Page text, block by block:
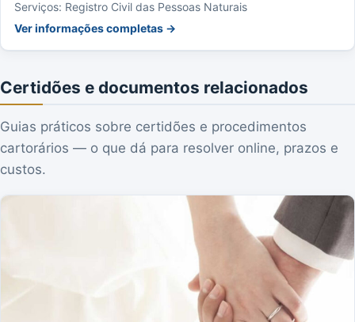
Serviços: Registro Civil das Pessoas Naturais
Ver informações completas →
Certidões e documentos relacionados
Guias práticos sobre certidões e procedimentos
cartorários — o que dá para resolver online, prazos e
custos.